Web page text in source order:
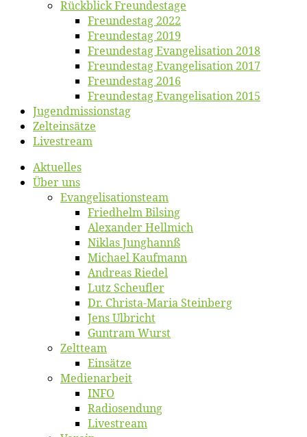
Rück­blick Freundestage
Freun­des­tag 2022
Freun­des­tag 2019
Freun­des­tag Evan­ge­li­sa­ti­on 2018
Freun­des­tag Evan­ge­li­sa­ti­on 2017
Freun­des­tag 2016
Freun­des­tag Evan­ge­li­sa­ti­on 2015
Jugend­mis­sions­tag
Zelt­ein­sät­ze
Live­stream
Ak­tu­el­les
Über uns
Evangelisa­tions­team
Fried­helm Bilsing
Alex­an­der Hellmich
Ni­klas Junghannß
Mi­cha­el Kaufmann
An­dre­as Riedel
Lutz Scheuf­ler
Dr. Chris­­ta-Ma­ria Steinberg
Jens Ulb­richt
Gun­tram Wurst
Zelt­team
Ein­sät­ze
Me­di­en­ar­beit
INFO
Ra­dio­sen­dung
Live­stream